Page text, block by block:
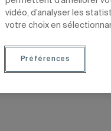
TÊTES D'AFFICHE
vidéo, d’analyser les
votre choix en
Préférences